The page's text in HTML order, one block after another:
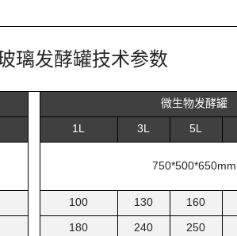
璃发酵罐技术参数
微生物发酵罐
1L 3L 5L
750*500*650mm
100 130 160
180 240 250